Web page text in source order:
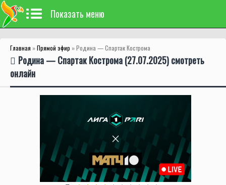
Показать меню
Главная »Прямой эфир » Родина — Спартак Кострома
Родина — Спартак Кострома (27.07.2025) смотреть
онлайн